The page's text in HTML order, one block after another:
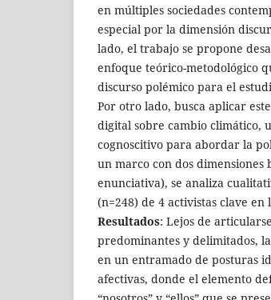
en múltiples sociedades
especial por la dimensión
lado, el trabajo se propone
enfoque teórico-metodológico
discurso polémico para el
Por otro lado, busca aplicar
digital sobre cambio climático,
cognoscitivo para abordar la
un marco con dos dimensiones
enunciativa), se analiza
(n=248) de 4 activistas clave en
Resultados: Lejos de
predominantes y delimitados,
en un entramado de posturas
afectivas, donde el elemento